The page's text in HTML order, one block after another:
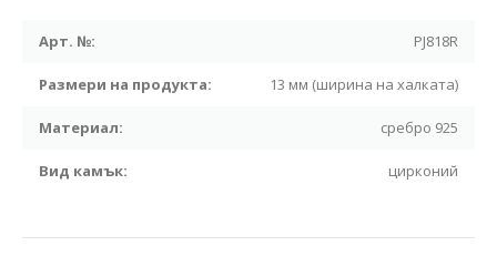
Арт. №: PJ818R
Размери на продукта: 13 мм (ширина на халката)
Материал: сребро 925
Вид камък: цирконий